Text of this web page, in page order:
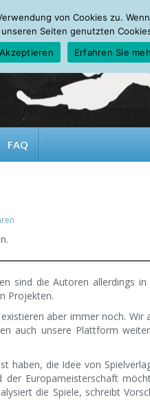
FAQ
sind die Autoren allerdings in
Projekten.
aber immer noch. Wir
auch unsere Plattform
haben, die Idee von
der Europameisterschaft
die Spiele, schreibt
von Cookies zu.
Seiten genutzten
Akzeptieren
Erfahren Sie